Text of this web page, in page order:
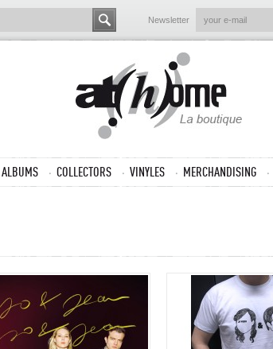
Newsletter
ALBUMS COLLECTORS VINYLES MERCHANDISING